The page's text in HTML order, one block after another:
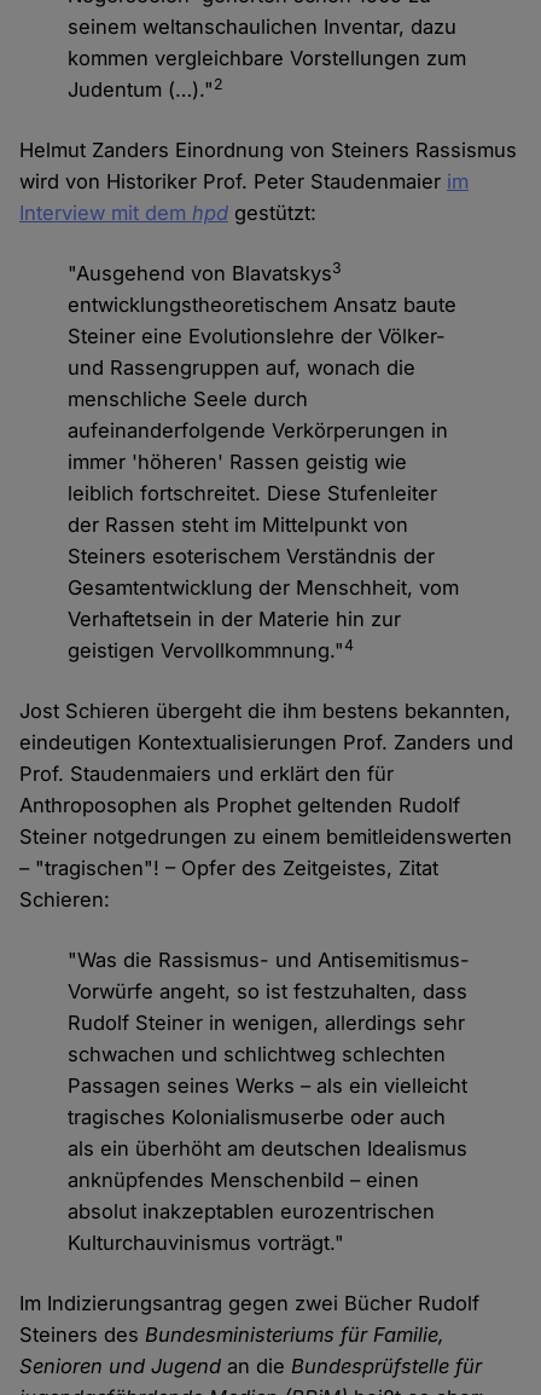
seinem weltanschaulichen Inventar, dazu
kommen vergleichbare Vorstellungen zum
Judentum (…)." 2
Helmut Zanders Einordnung von Steiners Rassismus
wird von Historiker Prof. Peter Staudenmaier im
Interview mit demhpd gestützt:
"Ausgehend von Blavatskys3
entwicklungstheoretischem Ansatz baute
Steiner eine Evolutionslehre der Völker-
und Rassengruppen auf, wonach die
menschliche Seele durch
aufeinanderfolgende Verkörperungen in
immer 'höheren' Rassen geistig wie
leiblich fortschreitet. Diese Stufenleiter
der Rassen steht im Mittelpunkt von
Steiners esoterischem Verständnis der
Gesamtentwicklung der Menschheit, vom
Verhaftetsein in der Materie hin zur
geistigen Vervollkommnung."4
Jost Schieren übergeht die ihm bestens bekannten,
eindeutigen Kontextualisierungen Prof. Zanders und
Prof. Staudenmaiers und erklärt den für
Anthroposophen als Prophet geltenden Rudolf
Steiner notgedrungen zu einem bemitleidenswerten
– "tragischen"! – Opfer des Zeitgeistes, Zitat
Schieren:
"Was die Rassismus- und Antisemitismus-
Vorwürfe angeht, so ist festzuhalten, dass
Rudolf Steiner in wenigen, allerdings sehr
schwachen und schlichtweg schlechten
Passagen seines Werks – als ein vielleicht
tragisches Kolonialismuserbe oder auch
als ein überhöht am deutschen Idealismus
anknüpfendes Menschenbild – einen
absolut inakzeptablen eurozentrischen
Kulturchauvinismus vorträgt."
Im Indizierungsantrag gegen zwei Bücher Rudolf
Steiners desBundesministeriums für Familie,
Senioren und Jugend an dieBundesprüfstelle für